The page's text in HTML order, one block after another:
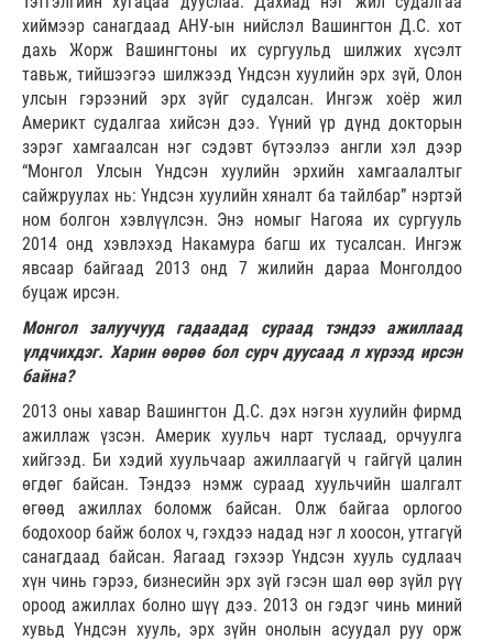
хиймээр санагдаад АНУ-ын нийслэл Вашингтон Д.С. хот
дахь Жорж Вашингтоны их сургуульд шилжих хүсэлт
тавьж, тийшээгээ шилжээд Үндсэн хуулийн эрх зүй, Олон
улсын гэрээний эрх зүйг судалсан. Ингэж хоёр жил
Америкт судалгаа хийсэн дээ. Үүний үр дүнд докторын
зэрэг хамгаалсан нэг сэдэвт бүтээлээ англи хэл дээр
“Монгол Улсын Үндсэн хуулийн эрхийн хамгаалалтыг
сайжруулах нь: Үндсэн хуулийн хяналт ба тайлбар” нэртэй
ном болгон хэвлүүлсэн. Энэ номыг Нагояа их сургууль
2014 онд хэвлэхэд Накамура багш их тусалсан. Ингэж
явсаар байгаад 2013 онд 7 жилийн дараа Монголдоо
буцаж ирсэн.
Монгол залуучууд гадаадад сураад тэндээ ажиллаад
үлдчихдэг. Харин өөрөө бол сурч дуусаад л хүрээд ирсэн
байна?
2013 оны хавар Вашингтон Д.С. дэх нэгэн хуулийн фирмд
ажиллаж үзсэн. Америк хуульч нарт туслаад, орчуулга
хийгээд. Би хэдий хуульчаар ажиллаагүй ч гайгүй цалин
өгдөг байсан. Тэндээ нэмж сураад хуульчийн шалгалт
өгөөд ажиллах боломж байсан. Олж байгаа орлогоо
бодохоор байж болох ч, гэхдээ надад нэг л хоосон, утгагүй
санагдаад байсан. Яагаад гэхээр Үндсэн хууль судлаач
хүн чинь гэрээ, бизнесийн эрх зүй гэсэн шал өөр зүйл рүү
ороод ажиллах болно шүү дээ. 2013 он гэдэг чинь миний
хувьд Үндсэн хууль, эрх зүйн онолын асуудал руу орж